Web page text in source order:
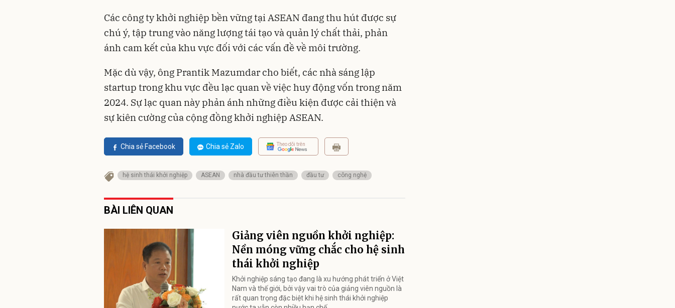
Các công ty khởi nghiệp bền vững tại ASEAN đang thu hút được sự
chú ý, tập trung vào năng lượng tái tạo và quản lý chất thải, phản
ánh cam kết của khu vực đối với các vấn đề về môi trường.
Mặc dù vậy, ông Prantik Mazumdar cho biết, các nhà sáng lập
startup trong khu vực đều lạc quan về việc huy động vốn trong năm
2024. Sự lạc quan này phản ánh những điều kiện được cải thiện và
sự kiên cường của cộng đồng khởi nghiệp ASEAN.
Chia sẻ Facebook Chia sẻ Zalo Theo dõi trên
hệ sinh thái khởi nghiệp ASEAN nhà đầu tư thiên thần đầu tư công nghệ
BÀI LIÊN QUAN
Giảng viên nguồn khởi nghiệp:
Nền móng vững chắc cho hệ sinh
thái khởi nghiệp
Khởi nghiệp sáng tạo đang là xu hướng phát triển ở Việt
Nam và thế giới, bởi vậy vai trò của giảng viên nguồn là
rất quan trọng đặc biệt khi hệ sinh thái khởi nghiệp